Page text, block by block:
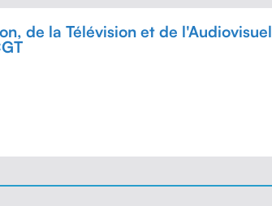
de la Télévision et de l'Audiovisuel